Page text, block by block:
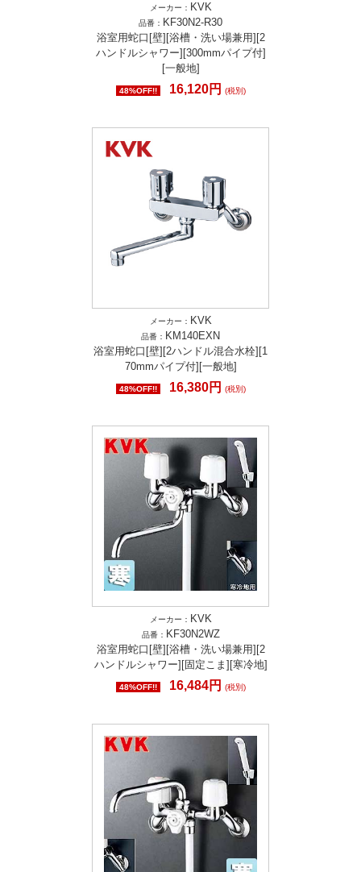
メーカー： KVK
品番： KF30N2-R30
浴室用蛇口[壁][浴槽・洗い場兼用][2
ハンドルシャワー][300mmパイプ付]
[一般地]
48%OFF!! 16,120円 (税別)
メーカー： KVK
品番： KM140EXN
浴室用蛇口[壁][2ハンドル混合水栓][1
70mmパイプ付][一般地]
48%OFF!! 16,380円 (税別)
メーカー： KVK
品番： KF30N2WZ
浴室用蛇口[壁][浴槽・洗い場兼用][2
ハンドルシャワー][固定こま][寒冷地]
48%OFF!! 16,484円 (税別)